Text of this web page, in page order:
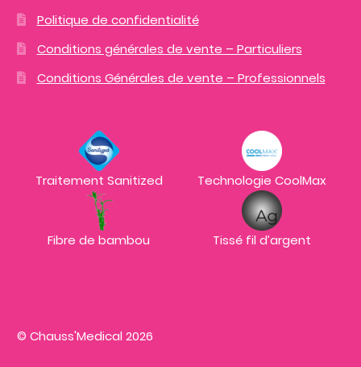
Politique de confidentialité
Conditions générales de vente – Particuliers
Conditions Générales de vente – Professionnels
Traitement Sanitized Technologie CoolMax
Fibre de bambou Tissé fil d’argent
© Chauss'Medical 2026